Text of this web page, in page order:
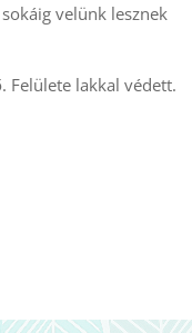
velünk lesznek
Felülete lakkal védett.